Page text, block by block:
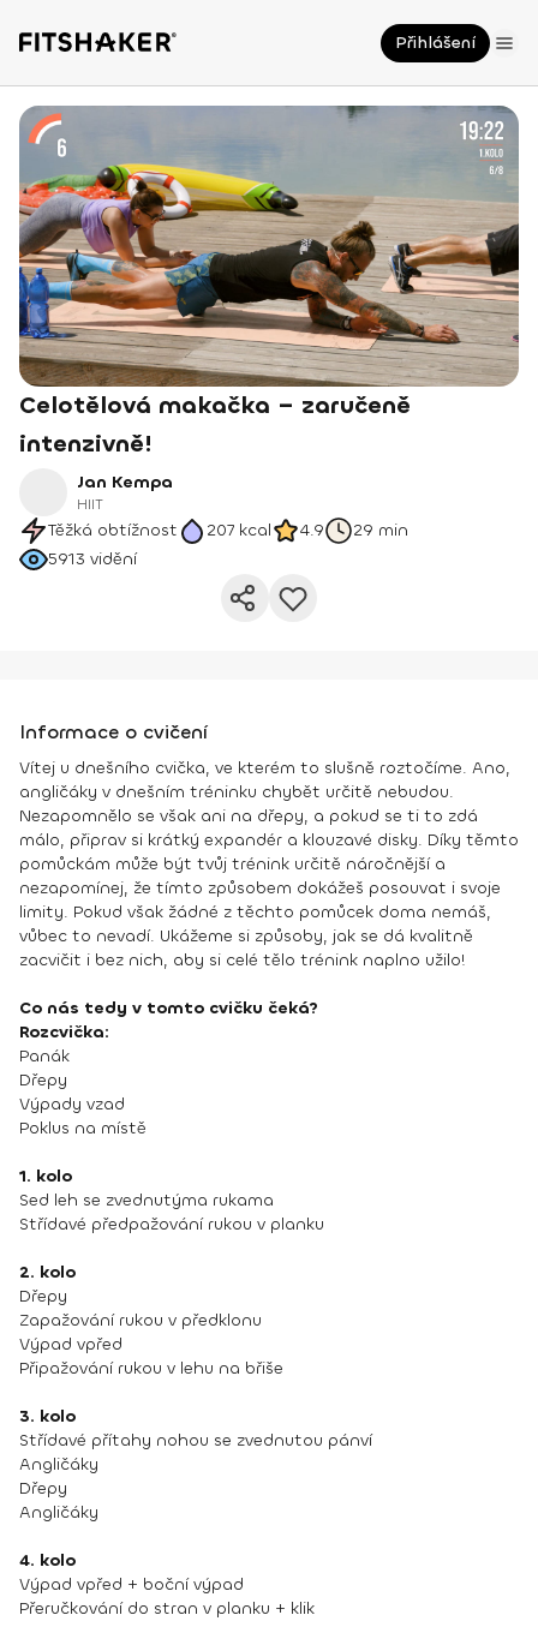
Přihlášení
Celotělová makačka – zaručeně
intenzivně!
Jan Kempa
HIIT
Těžká obtížnost 207 kcal 4.9
29 min
5913 vidění
Informace o cvičení
Vítej u dnešního cvička, ve kterém to slušně roztočíme. Ano,
angličáky v dnešním tréninku chybět určitě nebudou.
Nezapomnělo se však ani na dřepy, a pokud se ti to zdá
málo, připrav si krátký expandér a klouzavé disky. Díky těmto
pomůckám může být tvůj trénink určitě náročnější a
nezapomínej, že tímto způsobem dokážeš posouvat i svoje
limity. Pokud však žádné z těchto pomůcek doma nemáš,
vůbec to nevadí. Ukážeme si způsoby, jak se dá kvalitně
zacvičit i bez nich, aby si celé tělo trénink naplno užilo!
Co nás tedy v tomto cvičku čeká?
Rozcvička:
Panák
Dřepy
Výpady vzad
Poklus na místě
1. kolo
Sed leh se zvednutýma rukama
Střídavé předpažování rukou v planku
2. kolo
Dřepy
Zapažování rukou v předklonu
Výpad vpřed
Připažování rukou v lehu na břiše
3. kolo
Střídavé přítahy nohou se zvednutou pánví
Angličáky
Dřepy
Angličáky
4. kolo
Výpad vpřed + boční výpad
Přeručkování do stran v planku + klik